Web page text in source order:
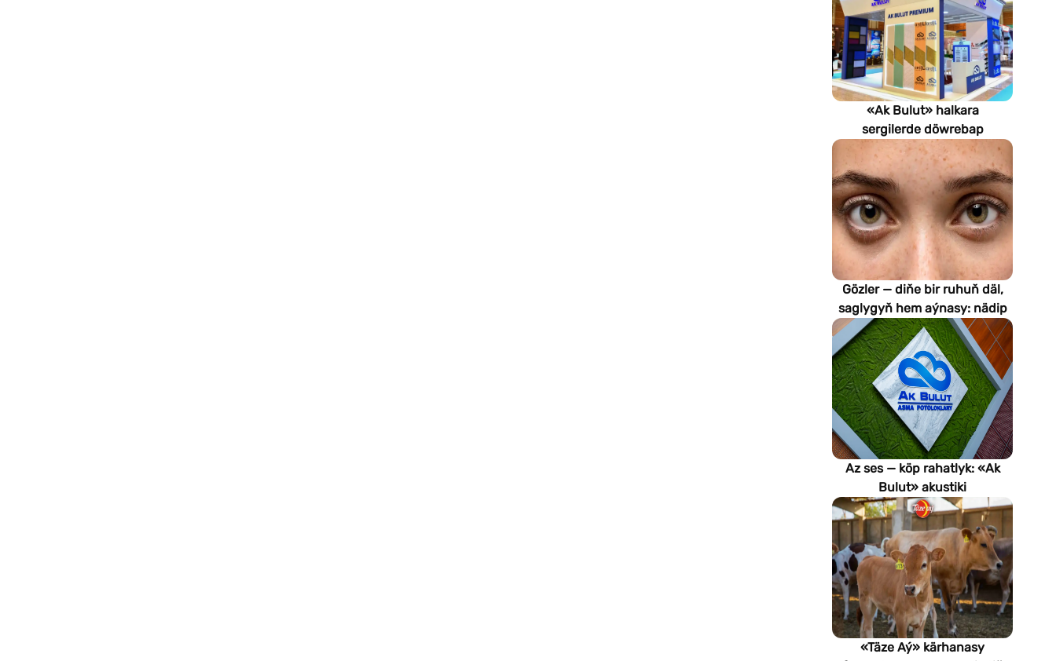
«Ak Bulut» halkara
sergilerde döwrebap
gurluşyk çözgütlerini
görkezýär
Gözler — diňe bir ruhuň däl,
saglygyň hem aýnasy: nädip
emeli aň keselleri suratlar
arkaly anyklaýar?
Az ses — köp rahatlyk: «Ak
Bulut» akustiki
potoloklarynyň
artykmaçlyklary
«Täze Aý» kärhanasy